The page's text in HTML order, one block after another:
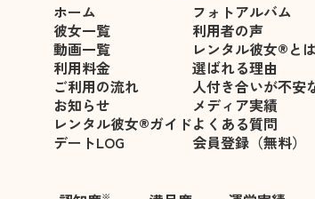
ホーム
彼女一覧
動画一覧
利用料金
ご利用の流れ
お知らせ
レンタル彼女®ガイド
デートLOG
フォトアルバム
利用者の声
レンタル彼女®とは
選ばれる理由
人付き合いが不安
メディア実績
よくある質問
会員登録（無料）